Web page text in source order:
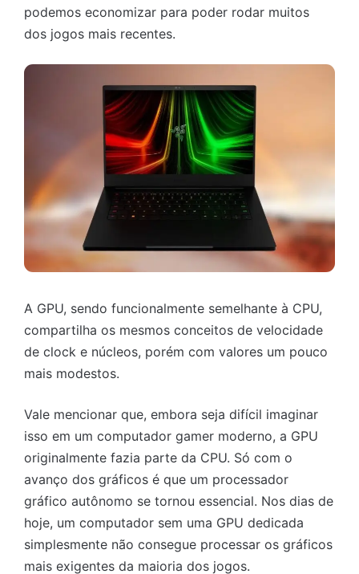
podemos economizar para poder rodar muitos
dos jogos mais recentes.
A GPU, sendo funcionalmente semelhante à CPU,
compartilha os mesmos conceitos de velocidade
de clock e núcleos, porém com valores um pouco
mais modestos.
Vale mencionar que, embora seja difícil imaginar
isso em um computador gamer moderno, a GPU
originalmente fazia parte da CPU. Só com o
avanço dos gráficos é que um processador
gráfico autônomo se tornou essencial. Nos dias de
hoje, um computador sem uma GPU dedicada
simplesmente não consegue processar os gráficos
mais exigentes da maioria dos jogos.